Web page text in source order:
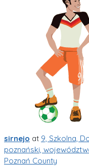
sirnejo at 9, Szkolna,
poznański,
Poznań County